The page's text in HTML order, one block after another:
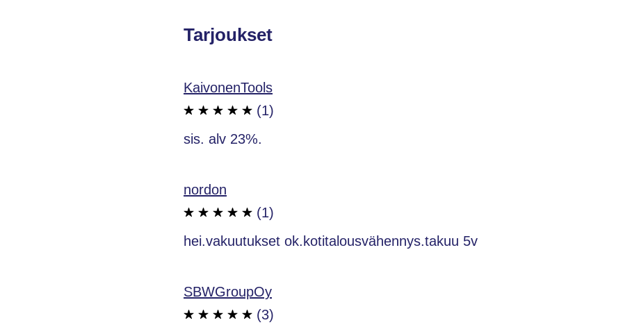
Tarjoukset
KaivonenTools
(1)
sis. alv 23%.
nordon
(1)
hei.vakuutukset ok.kotitalousvähennys.takuu 5v
SBWGroupOy
(3)